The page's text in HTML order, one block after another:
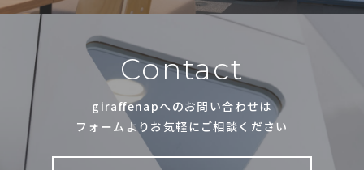
Contact
giraffenapへのお問い合わせは
フォームよりお気軽にご相談ください